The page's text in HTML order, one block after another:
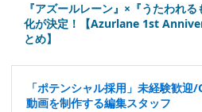
『アズールレーン』×『うたわれ
化が決定！【Azurlane 1st
とめ】
「ポテンシャル採用」未経験歓迎
動画を制作する編集スタッフ